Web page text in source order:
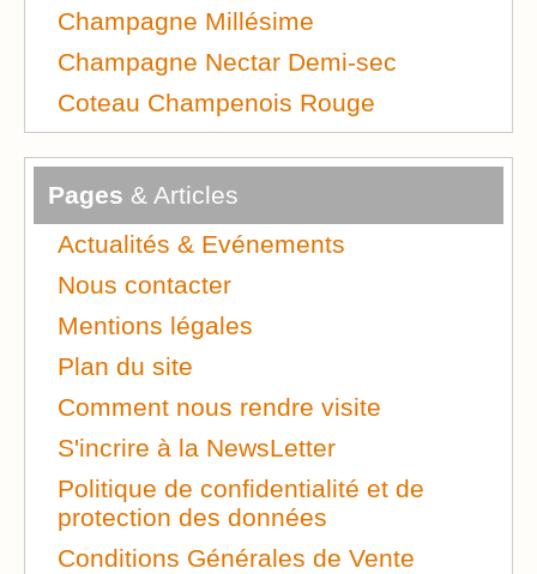
Champagne Millésime
Champagne Nectar Demi-sec
Coteau Champenois Rouge
Pages & Articles
Actualités & Evénements
Nous contacter
Mentions légales
Plan du site
Comment nous rendre visite
S'incrire à la NewsLetter
Politique de confidentialité et de
protection des données
Conditions Générales de Vente